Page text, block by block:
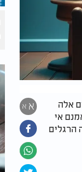
א א
אלה
אי
הרגלים